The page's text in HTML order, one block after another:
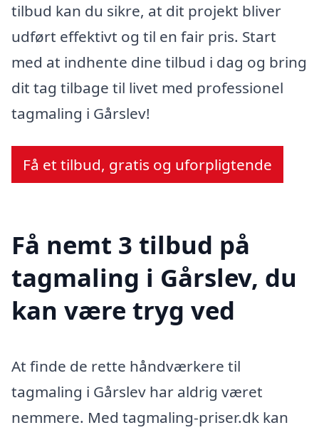
tilbud kan du sikre, at dit projekt bliver
udført effektivt og til en fair pris. Start
med at indhente dine tilbud i dag og bring
dit tag tilbage til livet med professionel
tagmaling i Gårslev!
Få et tilbud, gratis og uforpligtende
Få nemt 3 tilbud på
tagmaling i Gårslev, du
kan være tryg ved
At finde de rette håndværkere til
tagmaling i Gårslev har aldrig været
nemmere. Med tagmaling-priser.dk kan